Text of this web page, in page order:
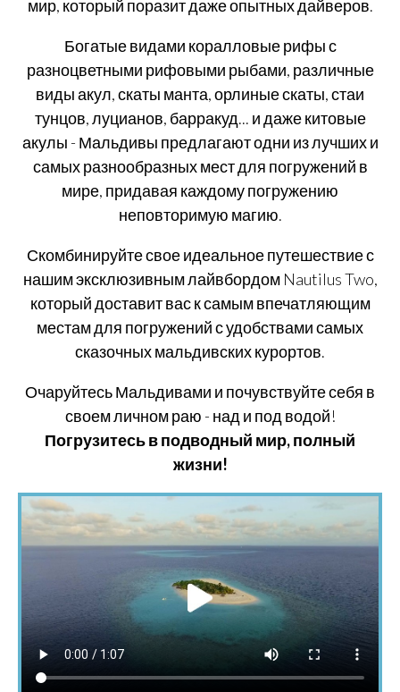
мир, который поразит даже опытных дайверов.
Богатые видами коралловые рифы с
разноцветными рифовыми рыбами, различные
виды акул, скаты манта, орлиные скаты, стаи
тунцов, луцианов, барракуд... и даже китовые
акулы - Мальдивы предлагают одни из лучших и
самых разнообразных мест для погружений в
мире, придавая каждому погружению
неповторимую магию.
Скомбинируйте свое идеальное путешествие с
нашим эксклюзивным лайвбордом Nautilus Two,
который доставит вас к самым впечатляющим
местам для погружений с удобствами самых
сказочных мальдивских курортов.
Очаруйтесь Мальдивами и почувствуйте себя в
своем личном раю - над и под водой!
Погрузитесь в подводный мир, полный
жизни!